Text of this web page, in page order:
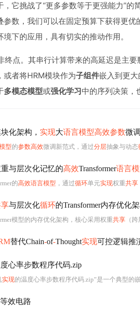
，它挑战了“更多参数等于更强能力”的
参数，我们可以在固定预算下获得更
下的应用，具有切实的推动作用。
终点。其串行计算带来的高延迟是主
或者将HRM模块作为子组件嵌入到更
多模态模型或强化学习中的序列决策，
化架构， 实现大语言模型高效参数微
型的参数高效微调新范式，通过分层抽象与动态
与层次化记忆的高效Transformer语言
的高效语言模型 ，通过循环单元实现权重共享
与层次化循环的Transformer内存优化
模型的内存优化架构，核心采用权重共享 （
替代Chain-of-Thought实现可控逻辑推
心率步数程序代码.zip
实现的温度心率步数程序代码.zip”是一个典型的嵌入式多传感器融
效电路